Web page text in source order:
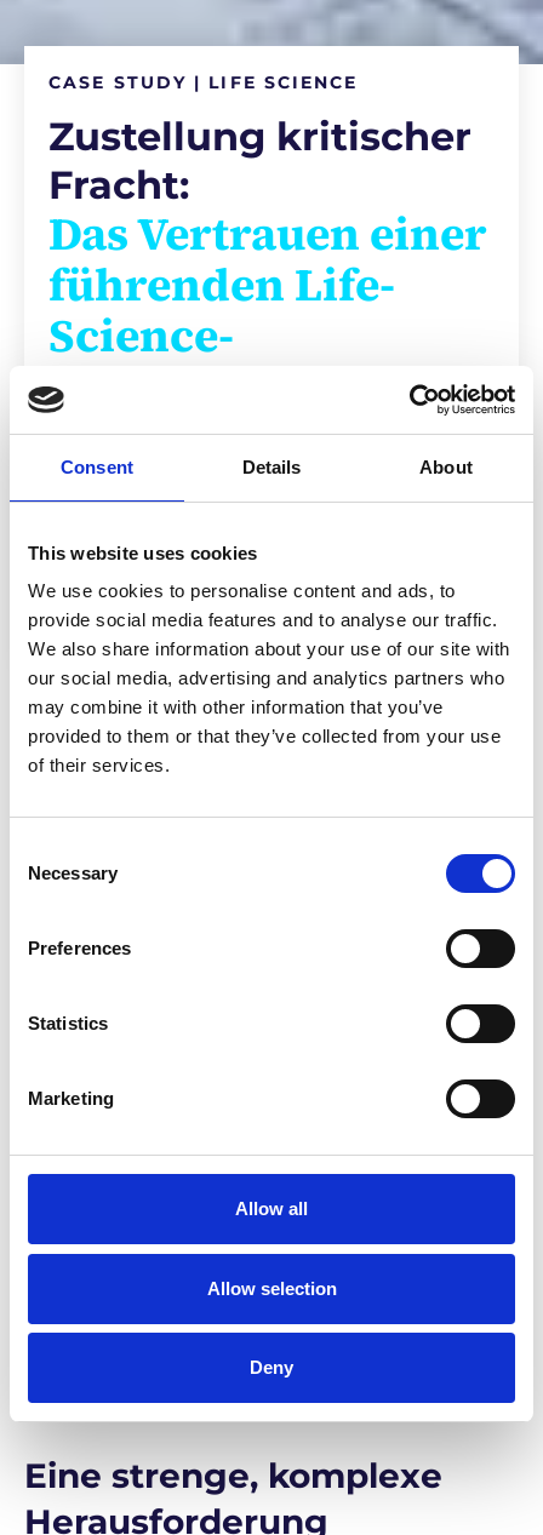
Consent Details About
This website uses cookies
We use cookies to personalise content and ads, to
provide social media features and to analyse our traffic.
We also share information about your use of our site with
our social media, advertising and analytics partners who
may combine it with other information that you’ve
provided to them or that they’ve collected from your use
of their services.
Selection
Necessary
Preferences
Statistics
Marketing
Allow all
Allow selection
Deny
CASE STUDY | LIFE SCIENCE
Zustellung kritischer
Fracht:
Das Vertrauen einer
führenden Life-
Science-
Organisation
gewinnen
Ein Kunde hatte immer wieder
eine zuverlässigere Lösung zu finden.
Ihr Vorteil
Science-Unternehmen ein, das sich auf
weitreichenden Konsequenzen spezialisiert
bisherigen Logistikdienstleister anhaltende
mangelnde Transparenz, und wandte sich
und reaktionsschnellere Lösung zu finden.
Von Anfang an war unser Ziel klar: Wir
wollten einen höheren Servicestandard
bieten, der auf Transparenz, Proaktivität und
Eine strenge, komplexe
Herausforderung